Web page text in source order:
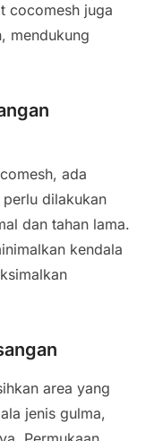
cocomesh juga
mendukung
ada
dilakukan
dan tahan lama.
kendala
area yang
jenis gulma,